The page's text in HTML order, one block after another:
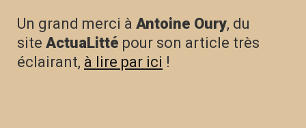
Un grand merci à Antoine Oury, du
site ActuaLitté pour son article très
éclairant, à lire par ici !